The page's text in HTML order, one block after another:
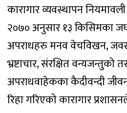
कारागार व्यवस्थापन
२०७० अनुसार १३ किसिमका
अपराधहरु मनव वेचविखन,
भ्रष्टाचार, संरक्षित वन्यजन्तुको
अपराधवाहेकका कैदीवन्दी
रिहा गरिएको कारागार